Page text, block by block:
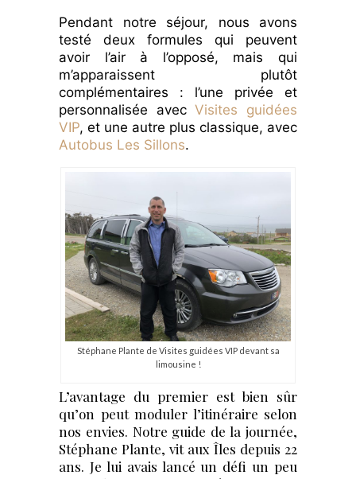
Pendant notre séjour, nous avons
testé deux formules qui peuvent
avoir l’air à l’opposé, mais qui
m’apparaissent plutôt
complémentaires : l’une privée et
personnalisée avecVisites guidées
VIP, et une autre plus classique, avec
Autobus Les Sillons.
Stéphane Plante de Visites guidées VIP devant sa
limousine !
L’avantage du premier est bien sûr
qu’on peut moduler l’itinéraire selon
nos envies. Notre guide de la journée,
Stéphane Plante, vit aux Îles depuis 22
ans. Je lui avais lancé un défi un peu